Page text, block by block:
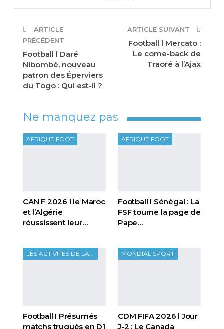
ARTICLE
PRÉCÉDENT
Football l Daré
Nibombé, nouveau
patron des Éperviers
du Togo : Qui est-il ?
ARTICLE SUIVANT
Football l Mercato :
Le come-back de
Traoré à l’Ajax
Ne manquez pas
AFRIQUE FOOT
CAN F 2026 I le Maroc
et l’Algérie
réussissent leur…
AFRIQUE FOOT
Football I Sénégal : La
FSF tourne la page de
Pape…
LES ACTIVITES DE LA FTF
Football I Présumés
matchs truqués en D1
MONDIAL SPORT
CDM FIFA 2026 l Jour
J-2 : Le Canada